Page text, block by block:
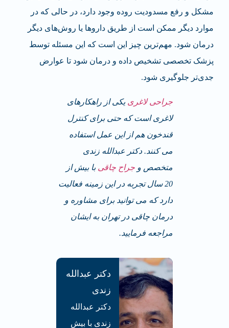
مشکل و رفع مسدودیت روده وجود دارد، در حالی که در
موارد دیگر ممکن است از طریق داروها یا روش‌های دیگر
درمان شود. مهم‌ترین چیز این است که این مسئله توسط
پزشک تخصصی تشخیص داده و درمان شود تا عوارض
جدی‌تر جلوگیری شود.
جراحی لاغری یکی از راهکارهای
لاغری است که حتی برای کنترل
قندخون هم از این عمل استفاده
می کنند. دکتر عبدالله زندی
متخصص و جراح چاقی با بیش از
20 سال تجربه در این زمینه فعالیت
دارد که می توانید برای مشاوره و
درمان چاقی در تهران به ایشان
مراجعه فرمایید.
دکتر عبدالله
زندی
دکتر عبدالله
زندی با بیش